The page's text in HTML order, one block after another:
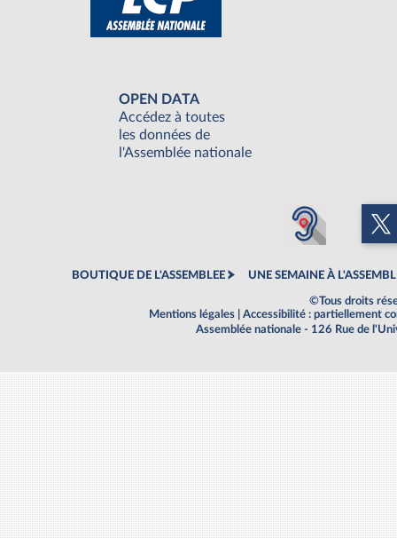
OPEN DATA
Accédez à toutes
les données de
l'Assemblée nationale
BOUTIQUE DE L'ASSEMBLEE UNE SEMAINE À
©Tous droits
Mentions légales
Accessibilité : partiellement
Assemblée nationale - 126 Rue de